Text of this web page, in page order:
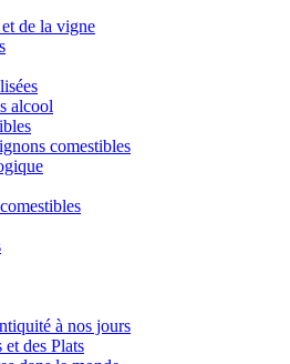
de la vigne
alcool
comestibles
à nos jours
des Plats